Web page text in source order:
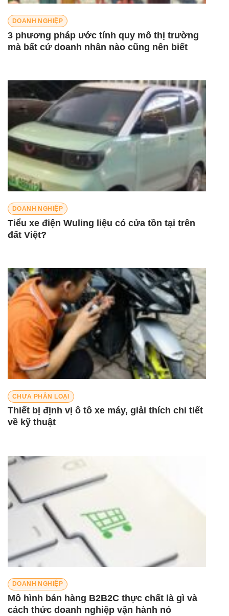
DOANH NGHIỆP
3 phương pháp ước tính quy mô thị trường
mà bất cứ doanh nhân nào cũng nên biết
DOANH NGHIỆP
Tiểu xe điện Wuling liệu có cửa tồn tại trên
đất Việt?
CHƯA PHÂN LOẠI
Thiết bị định vị ô tô xe máy, giải thích chi tiết
về kỹ thuật
DOANH NGHIỆP
Mô hình bán hàng B2B2C thực chất là gì và
cách thức doanh nghiệp vận hành nó